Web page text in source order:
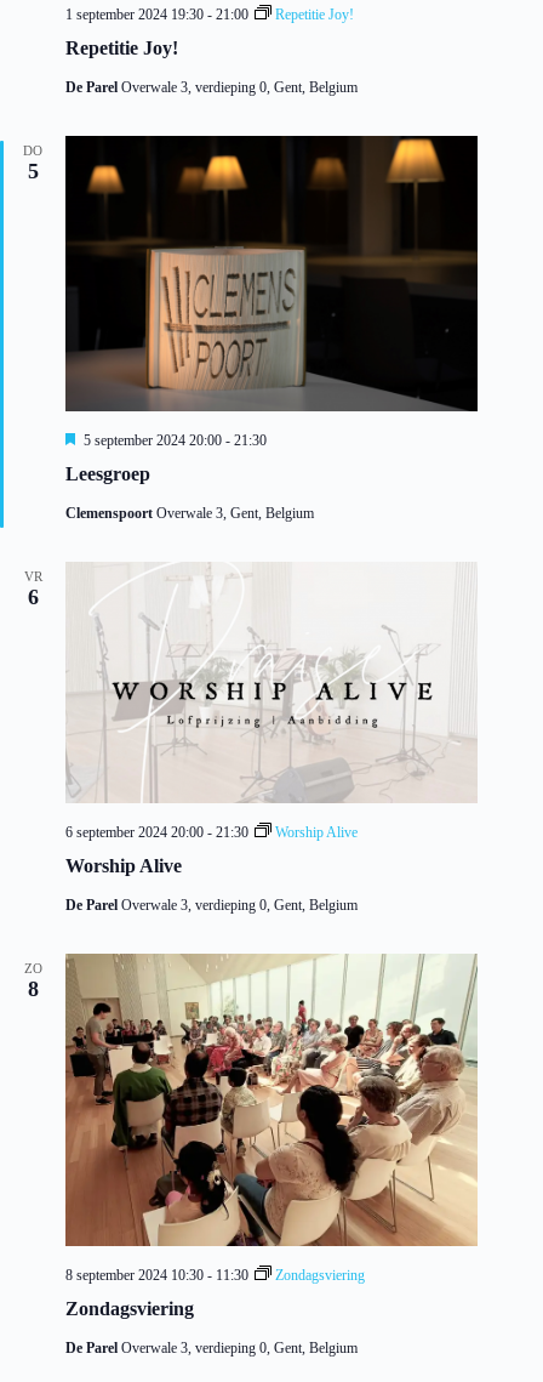
Repetitie Joy!
1 september 2024 19:30 - 21:00 Repetitie Joy!
De Parel Overwale 3, verdieping 0, Gent, Belgium
DO
5
Leesgroep
U
t
e
5 september 2024 20:00 - 21:30
Clemenspoort Overwale 3, Gent, Belgium
VR
6
Worship Alive
6 september 2024 20:00 - 21:30 Worship Alive
De Parel Overwale 3, verdieping 0, Gent, Belgium
ZO
8
Zondagsviering
8 september 2024 10:30 - 11:30 Zondagsviering
De Parel Overwale 3, verdieping 0, Gent, Belgium